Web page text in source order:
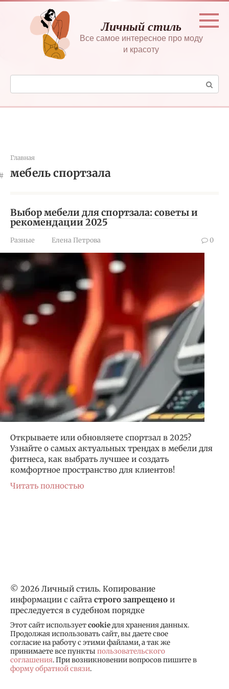
Перейти
контенту
Личный стиль
Все самое интересное про моду
и красоту
Поиск:
Главная
мебель спортзала
Выбор мебели для спортзала: советы и
рекомендации 2025
Разные Елена Петрова 0
Открываете или обновляете спортзал в 2025?
Узнайте о самых актуальных трендах в мебели для
фитнеса, как выбрать лучшее и создать
комфортное пространство для клиентов!
Читать полностью
© 2026 Личный стиль. Копирование
информации с сайта строго запрещено и
преследуется в судебном порядке
Этот сайт используетcookieдля хранения данных.
Продолжая использовать сайт, вы даете свое
согласие на работу с этими файлами, а так же
принимаете все пункты пользовательского
соглашения. При возникновении вопросов пишите в
форму обратной связи.